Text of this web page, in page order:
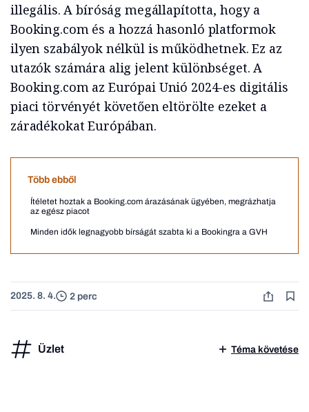
illegális. A bíróság megállapította, hogy a
Booking.com és a hozzá hasonló platformok
ilyen szabályok nélkül is működhetnek. Ez az
utazók számára alig jelent különbséget. A
Booking.com az Európai Unió 2024-es digitális
piaci törvényét követően eltörölte ezeket a
záradékokat Európában.
Több ebből
Ítéletet hoztak a Booking.com árazásának ügyében, megrázhatja
az egész piacot
Minden idők legnagyobb bírságát szabta ki a Bookingra a GVH
2025. 8. 4. 2 perc
Üzlet Téma követése